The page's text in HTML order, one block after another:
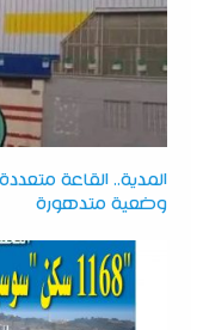
المدية.. القاعة
وضعية متدهورة